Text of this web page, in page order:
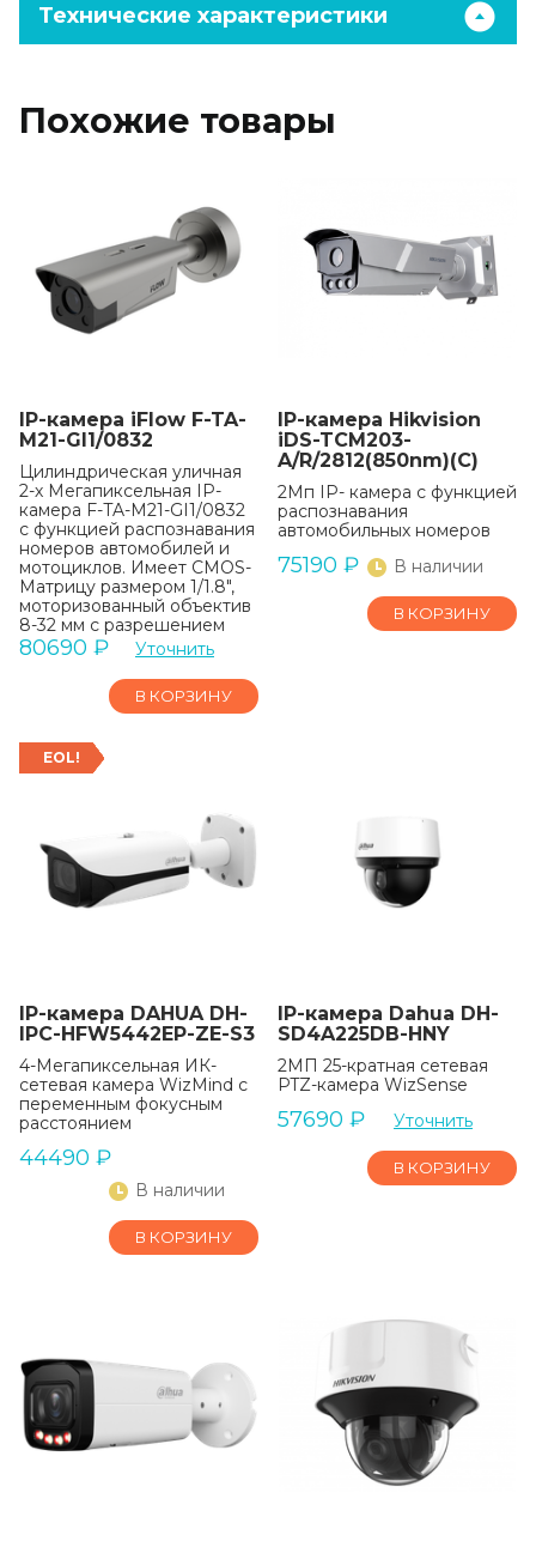
Технические характеристики
Похожие товары
IP-камера iFlow F-TA-
M21-GI1/0832
Цилиндрическая уличная
2-х Мегапиксельная IP-
камера F-TA-M21-GI1/0832
с функцией распознавания
номеров автомобилей и
мотоциклов. Имеет CMOS-
Матрицу размером 1/1.8",
моторизованный объектив
8-32 мм с разрешением
видео 1920х1080 и
частотой кадров 50 к/с.
80690 ₽ Уточнить
В КОРЗИНУ
IP-камера Hikvision
iDS-TCM203-
A/R/2812(850nm)(C)
2Mп IP- камера с функцией
распознавания
автомобильных номеров
75190 ₽ В наличии
В КОРЗИНУ
EOL!
IP-камера DAHUA DH-
IPC-HFW5442EP-ZE-S3
4-Мегапиксельная ИК-
сетевая камера WizMind с
переменным фокусным
расстоянием
44490 ₽
В наличии
В КОРЗИНУ
IP-камера Dahua DH-
SD4A225DB-HNY
2МП 25-кратная сетевая
PTZ-камера WizSense
57690 ₽ Уточнить
В КОРЗИНУ